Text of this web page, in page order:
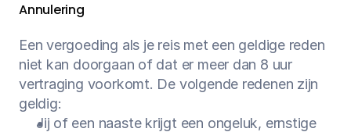
Annulering
Een vergoeding als je reis met een geldige reden
niet kan doorgaan of dat er meer dan 8 uur
vertraging voorkomt. De volgende redenen zijn
geldig:
Jij of een naaste krijgt een ongeluk, ernstige